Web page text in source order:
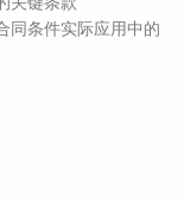
同条件实际应用中的